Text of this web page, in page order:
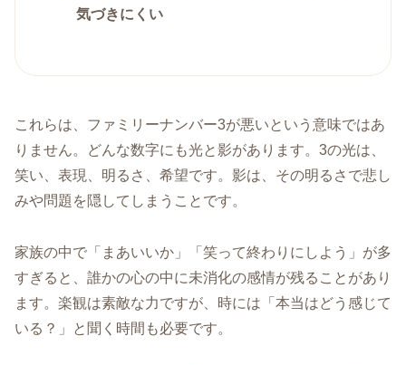
気づきにくい
これらは、ファミリーナンバー3が悪いという意味ではあ
りません。どんな数字にも光と影があります。3の光は、
笑い、表現、明るさ、希望です。影は、その明るさで悲し
みや問題を隠してしまうことです。
家族の中で「まあいいか」「笑って終わりにしよう」が多
すぎると、誰かの心の中に未消化の感情が残ることがあり
ます。楽観は素敵な力ですが、時には「本当はどう感じて
いる？」と聞く時間も必要です。